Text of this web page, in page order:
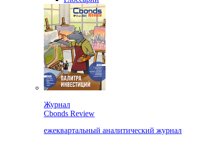
Журнал
Cbonds Review
ежеквартальный аналитический журнал